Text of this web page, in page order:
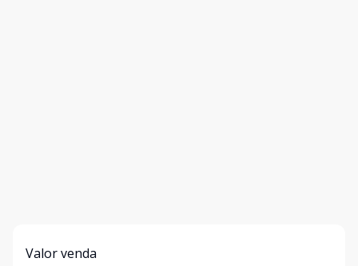
Valor venda